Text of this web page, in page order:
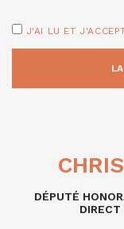
J'AI LU ET
DÉPUTÉ